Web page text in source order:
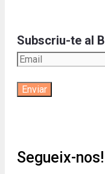
Subscriu-te al
Segueix-nos!